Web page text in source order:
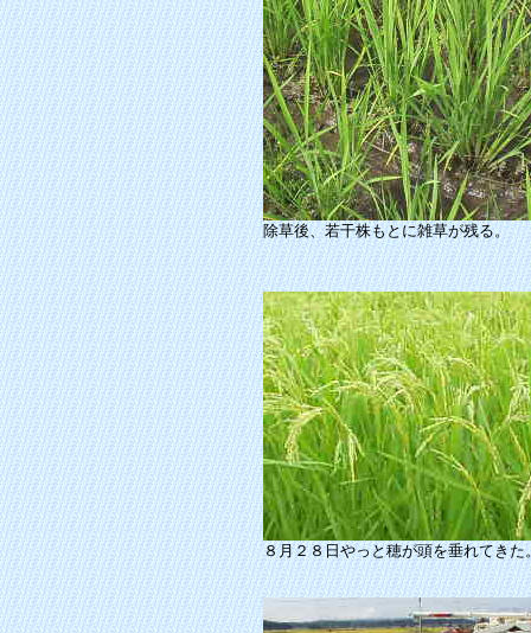
除草後、若干株もとに雑草が残る。
８月２８日やっと穂が頭を垂れてきた